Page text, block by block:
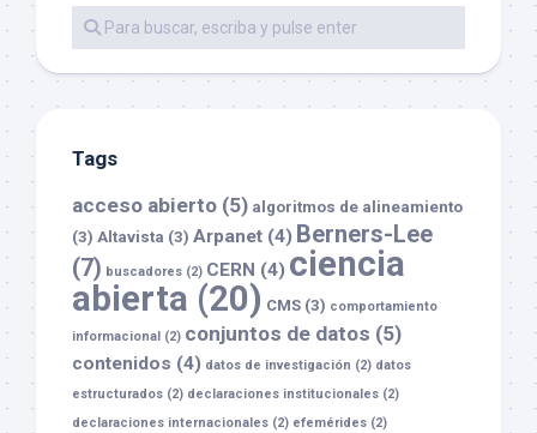
Tags
acceso abierto (5) algoritmos de alineamiento
(3) Altavista (3) Arpanet (4) Berners-Lee
(7) buscadores (2) CERN (4) ciencia
abierta (20) CMS (3) comportamiento
informacional (2) conjuntos de datos (5)
contenidos (4) datos de investigación (2) datos
estructurados (2) declaraciones institucionales (2)
declaraciones internacionales (2) efemérides (2)